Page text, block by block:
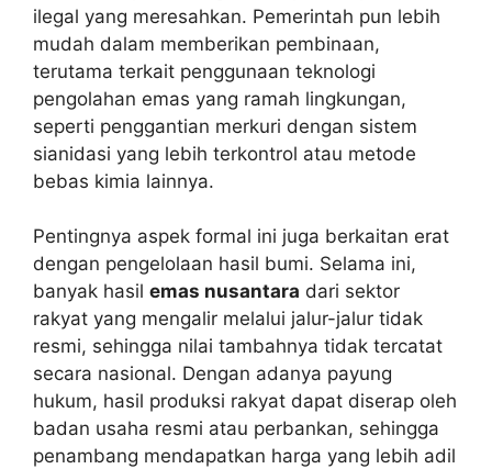
ilegal yang meresahkan. Pemerintah pun lebih
mudah dalam memberikan pembinaan,
terutama terkait penggunaan teknologi
pengolahan emas yang ramah lingkungan,
seperti penggantian merkuri dengan sistem
sianidasi yang lebih terkontrol atau metode
bebas kimia lainnya.
Pentingnya aspek formal ini juga berkaitan erat
dengan pengelolaan hasil bumi. Selama ini,
banyak hasil emas nusantara dari sektor
rakyat yang mengalir melalui jalur-jalur tidak
resmi, sehingga nilai tambahnya tidak tercatat
secara nasional. Dengan adanya payung
hukum, hasil produksi rakyat dapat diserap oleh
badan usaha resmi atau perbankan, sehingga
penambang mendapatkan harga yang lebih adil